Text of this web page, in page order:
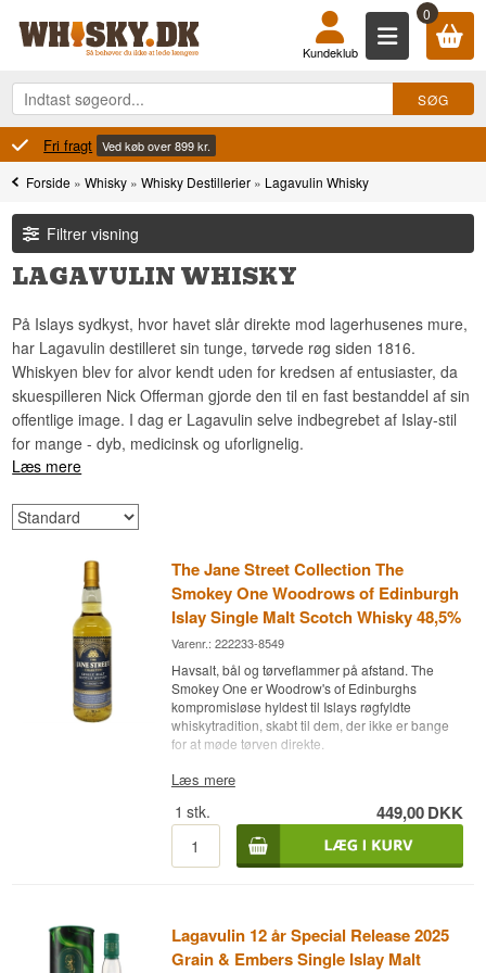
0
Kundeklub
100% Danskejet Ejet og drevet i Danmark
Forside »Whisky »Whisky Destillerier » Lagavulin Whisky
Filtrer visning
LAGAVULIN WHISKY
På Islays sydkyst, hvor havet slår direkte mod lagerhusenes mure,
har Lagavulin destilleret sin tunge, tørvede røg siden 1816.
Whiskyen blev for alvor kendt uden for kredsen af entusiaster, da
skuespilleren Nick Offerman gjorde den til en fast bestanddel af sin
offentlige image. I dag er Lagavulin selve indbegrebet af Islay-stil
for mange - dyb, medicinsk og uforlignelig.
Læs mere
The Jane Street Collection The
Smokey One Woodrows of Edinburgh
Islay Single Malt Scotch Whisky 48,5%
Varenr.: 222233-8549
Havsalt, bål og tørveflammer på afstand. The
Smokey One er Woodrow's of Edinburghs
kompromisløse hyldest til Islays røgfyldte
whiskytradition, skabt til dem, der ikke er bange
for at møde tørven direkte.
Ekspertens beskrivelse
The Smokey One fra The Jane Street Collection
er en Islay Single Malt Scotch Whisky på 48,5%
ABV, tappet af den uafhængige aftapper
Woodrow's of Edinburgh.
klassiske kombination af havsalt, tørverøg og dyb
maltfylde. Serien er bygget op omkring tydelige
Læs mere
1 stk. 449,00DKK
Lagavulin 12 år Special Release 2025
Grain & Embers Single Islay Malt